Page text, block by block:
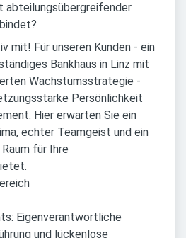
abteilungsübergreifender
mit! Für unseren Kunden - ein
Bankhaus in Linz mit
Wachstumsstrategie -
Persönlichkeit
Hier erwarten Sie ein
echter Teamgeist und ein
für Ihre
Eigenverantwortliche
und lückenlose